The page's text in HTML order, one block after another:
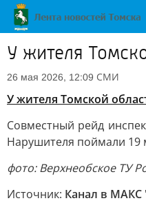
У жителя
26 мая 2026, 12:09 СМИ
У жителя Томской
Совместный рейд
Нарушителя поймали 19
фото: Верхнеобское ТУ
Источник: Канал в